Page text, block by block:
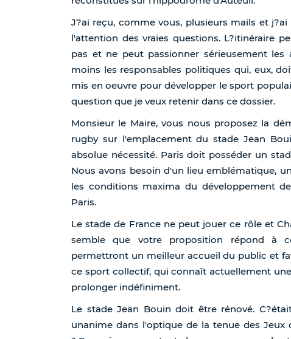
J?ai reçu, comme vous, plusieurs mails et
l'attention des vraies questions. L?itinéraire
pas et ne peut passionner sérieusement
moins les responsables politiques qui, eux,
mis en oeuvre pour développer le sport
question que je veux retenir dans ce dossier.
Monsieur le Maire, vous nous proposez la
rugby sur l'emplacement du stade Jean
absolue nécessité. Paris doit posséder un
Nous avons besoin d'un lieu emblématique,
les conditions maxima du développement
Paris.
Le stade de France ne peut jouer ce rôle et
semble que votre proposition répond à
permettront un meilleur accueil du public et
ce sport collectif, qui connaît actuellement
prolonger indéfiniment.
Le stade Jean Bouin doit être rénové.
unanime dans l'optique de la tenue des Jeux